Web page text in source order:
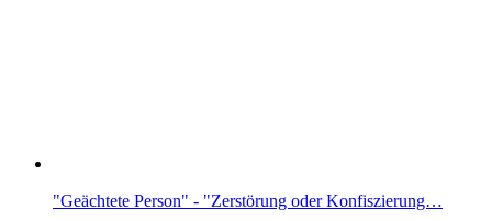
"Geächtete Person" - "Zerstörung oder Konfiszierung…